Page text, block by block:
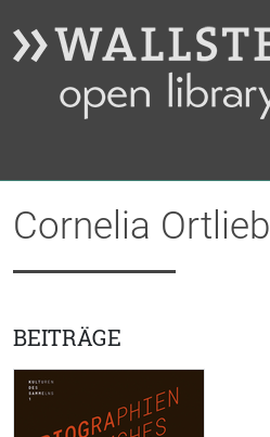
Cornelia Ortlieb
BEITRÄGE